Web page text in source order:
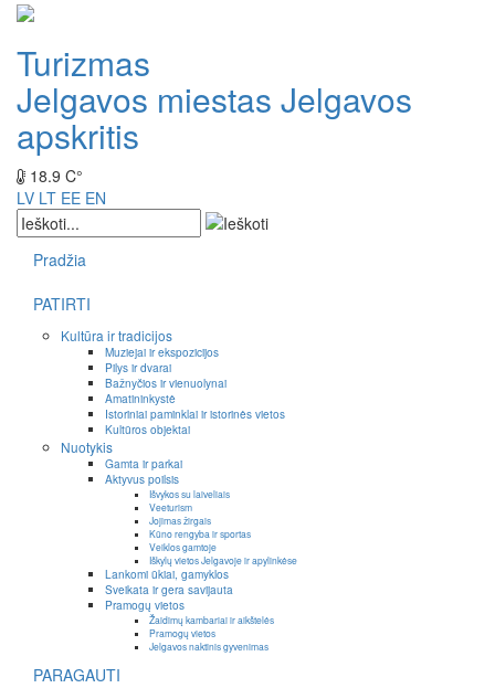
Turizmas
Jelgavos miestas Jelgavos
apskritis
18.9 C°
LV LT EE EN
Pradžia
PATIRTI
Kultūra ir tradicijos
Muziejai ir ekspozicijos
Pilys ir dvarai
Bažnyčios ir vienuolynai
Amatininkystė
Istoriniai paminklai ir istorinės vietos
Kultūros objektai
Nuotykis
Gamta ir parkai
Aktyvus poilsis
Išvykos su laiveliais
Veeturism
Jojimas žirgais
Kūno rengyba ir sportas
Veiklos gamtoje
Iškylų vietos Jelgavoje ir apylinkėse
Lankomi ūkiai, gamyklos
Sveikata ir gera savijauta
Pramogų vietos
Žaidimų kambariai ir aikštelės
Pramogų vietos
Jelgavos naktinis gyvenimas
PARAGAUTI